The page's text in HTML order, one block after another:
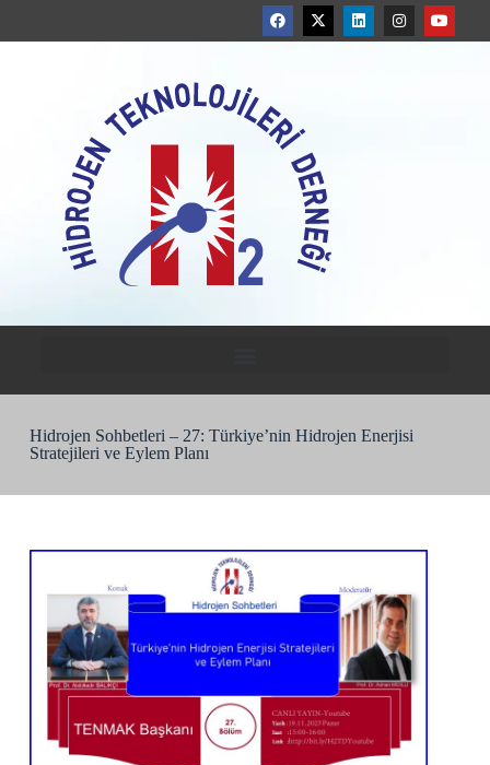
Hidrojen Sohbetleri – 27: Türkiye’nin Hidrojen Enerjisi
Stratejileri ve Eylem Planı